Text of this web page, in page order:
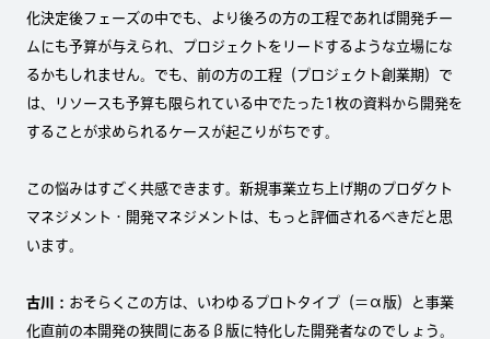
化決定後フェーズの中でも、より後ろの方の工程であれば開発チー
ムにも予算が与えられ、プロジェクトをリードするような立場にな
るかもしれません。でも、前の方の工程（プロジェクト創業期）で
は、リソースも予算も限られている中でたった1枚の資料から開発を
することが求められるケースが起こりがちです。
この悩みはすごく共感できます。新規事業立ち上げ期のプロダクト
マネジメント・開発マネジメントは、もっと評価されるべきだと思
います。
古川： おそらくこの方は、いわゆるプロトタイプ（＝α版）と事業
化直前の本開発の狭間にあるβ版に特化した開発者なのでしょう。